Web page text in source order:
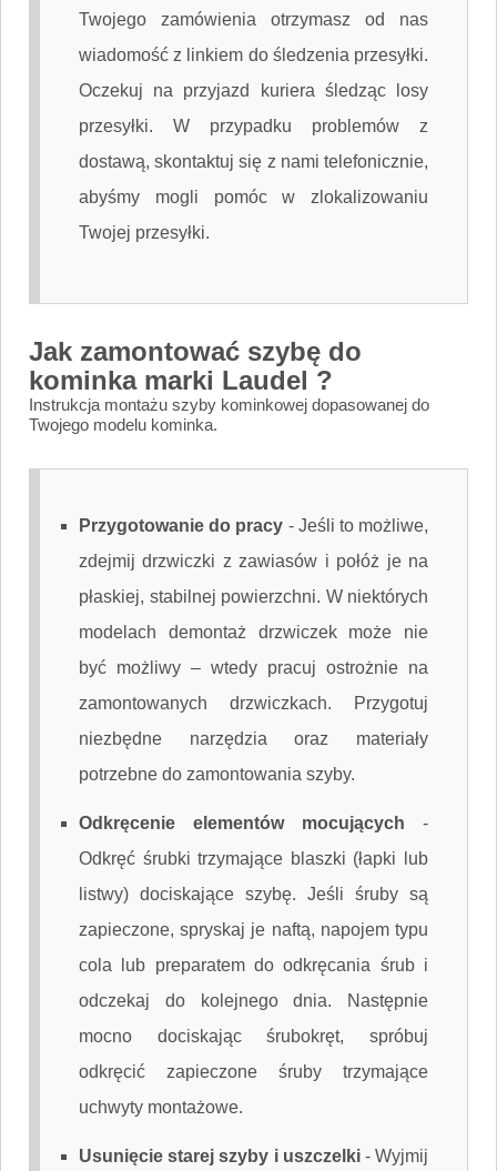
Twojego zamówienia otrzymasz od nas
wiadomość z linkiem do śledzenia przesyłki.
Oczekuj na przyjazd kuriera śledząc losy
przesyłki. W przypadku problemów z
dostawą, skontaktuj się z nami telefonicznie,
abyśmy mogli pomóc w zlokalizowaniu
Twojej przesyłki.
Jak zamontować szybę do
kominka marki Laudel ?
Instrukcja montażu szyby kominkowej dopasowanej do
Twojego modelu kominka.
Przygotowanie do pracy - Jeśli to możliwe,
zdejmij drzwiczki z zawiasów i połóż je na
płaskiej, stabilnej powierzchni. W niektórych
modelach demontaż drzwiczek może nie
być możliwy – wtedy pracuj ostrożnie na
zamontowanych drzwiczkach. Przygotuj
niezbędne narzędzia oraz materiały
potrzebne do zamontowania szyby.
Odkręcenie elementów mocujących -
Odkręć śrubki trzymające blaszki (łapki lub
listwy) dociskające szybę. Jeśli śruby są
zapieczone, spryskaj je naftą, napojem typu
cola lub preparatem do odkręcania śrub i
odczekaj do kolejnego dnia. Następnie
mocno dociskając śrubokręt, spróbuj
odkręcić zapieczone śruby trzymające
uchwyty montażowe.
Usunięcie starej szyby i uszczelki-Wyjmij